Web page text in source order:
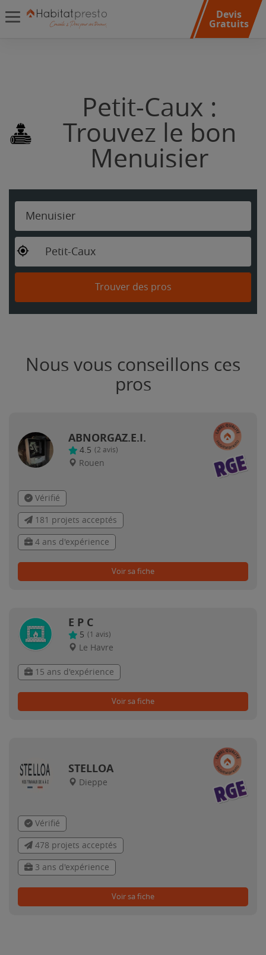
Devis
Gratuits
Petit-Caux :
Trouvez le bon
Menuisier
Menuisier
Petit-Caux
Trouver des pros
Nous vous conseillons ces
pros
ABNORGAZ.E.I.
4.5 (2 avis)
Rouen
Vérifié
181 projets acceptés
4 ans d'expérience
Voir sa fiche
E P C
5 (1 avis)
Le Havre
15 ans d'expérience
Voir sa fiche
STELLOA
Dieppe
Vérifié
478 projets acceptés
3 ans d'expérience
Voir sa fiche